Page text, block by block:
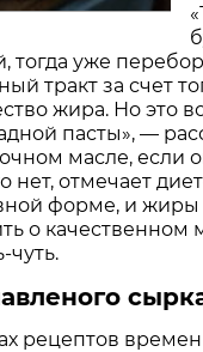
тогда уже
тракт за счет
жира. Но это
пасты», —
масле, если
нет, отмечает
форме, и жиры
о качественном
чуть.
рецептов